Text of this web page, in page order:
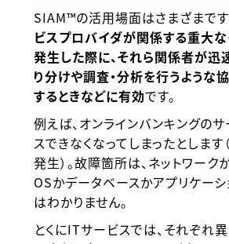
SIAM™の活用場面はさまざまです
ビスプロバイダが関係する重大
発生した際に、それら関係者が迅
り分けや調査・分析を行うような
するときなどに有効です。
例えば、オンラインバンキングの
スできなくなってしまったとします
発生）。故障箇所は、ネットワーク
OSかデータベースかアプリケー
はわかりません。
とくにITサービスでは、それぞれ